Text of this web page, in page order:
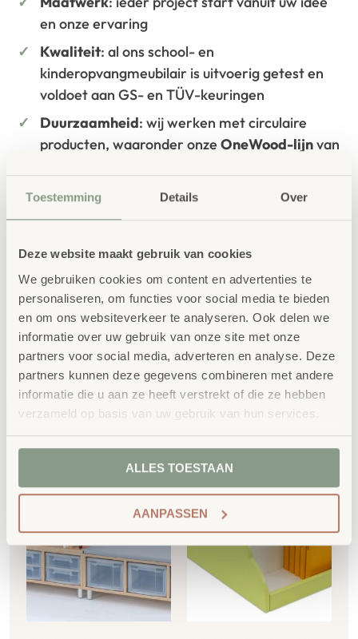
Toestemming Details Over
Deze website maakt gebruik van cookies
We gebruiken cookies om content en advertenties te
personaliseren, om functies voor social media te bieden
en om ons websiteverkeer te analyseren. Ook delen we
informatie over uw gebruik van onze site met onze
partners voor social media, adverteren en analyse. Deze
partners kunnen deze gegevens combineren met andere
informatie die u aan ze heeft verstrekt of die ze hebben
verzameld op basis van uw gebruik van hun services.
ALLES TOESTAAN
AANPASSEN
en onze ervaring
Kwaliteit: al ons school- en
kinderopvangmeubilair is uitvoerig getest en
voldoet aan GS- en TÜV-keuringen
Duurzaamheid: wij werken met circulaire
producten, waaronder onzeOneWood-lijnvan
milieukeurmerk
Gerelateerde
producten